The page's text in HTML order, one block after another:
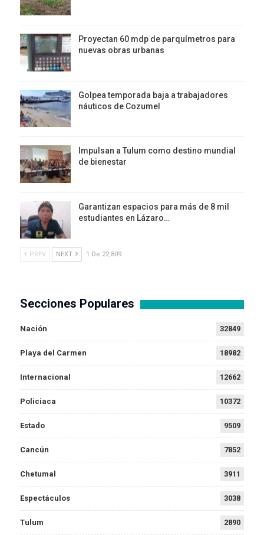
Proyectan 60 mdp de parquímetros para
nuevas obras urbanas
Golpea temporada baja a trabajadores
náuticos de Cozumel
Impulsan a Tulum como destino mundial
de bienestar
Garantizan espacios para más de 8 mil
estudiantes en Lázaro…
PREV NEXT 1 De 22,809
Secciones Populares
Nación 32849
Playa del Carmen 18982
Internacional 12662
Policiaca 10372
Estado 9509
Cancún 7852
Chetumal 3911
Espectáculos 3038
Tulum 2890